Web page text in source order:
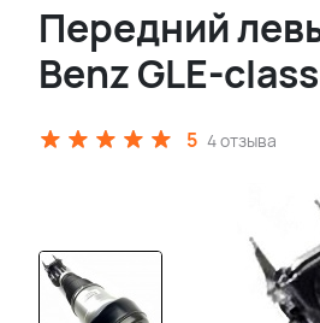
Передний
Benz GLE-
5 4 отзыва